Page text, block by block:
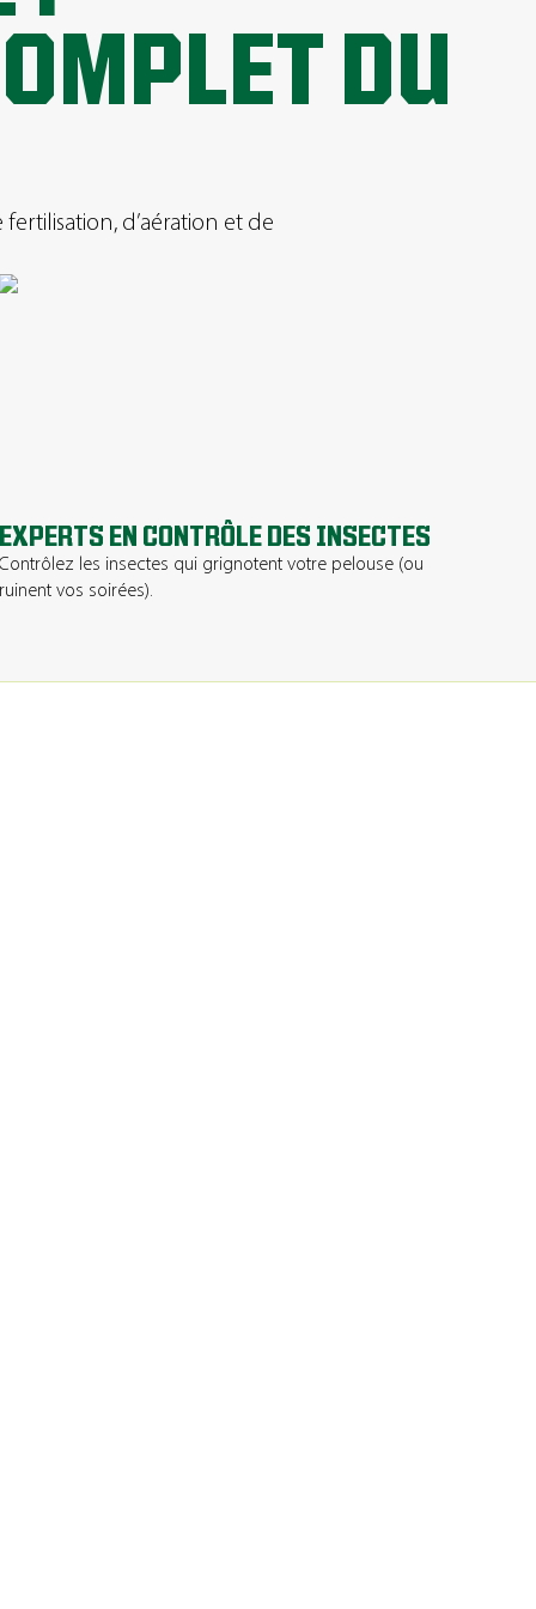
DU
d’aération et de
EN CONTRÔLE DES INSECTES
les insectes qui grignotent votre pelouse (ou
vos soirées).